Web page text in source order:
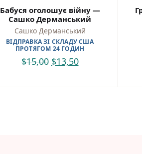
Бабуся оголошує війну —
Сашко Дерманський
Сашко Дерманський
ВІДПРАВКА ЗІ СКЛАДУ США
ПРОТЯГОМ 24 ГОДИН
$15,00 $13,50